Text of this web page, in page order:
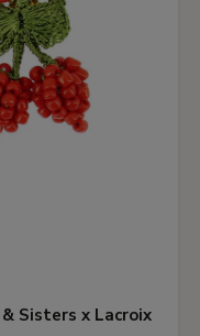
Sisters x Lacroix